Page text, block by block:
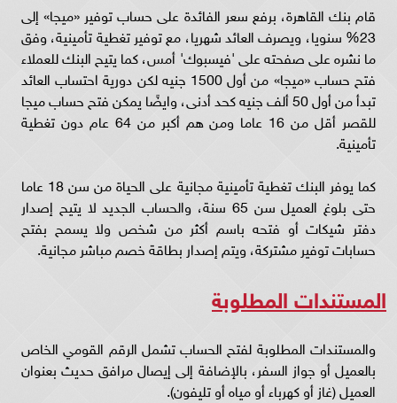
قام بنك القاهرة، برفع سعر الفائدة على حساب توفير «ميجا» إلى
23% سنويا، ويصرف العائد شهريا، مع توفير تغطية تأمينية، وفق
ما نشره على صفحته على 'فيسبوك' أمس، كما يتيح البنك للعملاء
فتح حساب «ميجا» من أول 1500 جنيه لكن دورية احتساب العائد
تبدأ من أول 50 ألف جنيه كحد أدنى، وايضًا يمكن فتح حساب ميجا
للقصر أقل من 16 عاما ومن هم أكبر من 64 عام دون تغطية
تأمينية.
كما يوفر البنك تغطية تأمينية مجانية على الحياة من سن 18 عاما
حتى بلوغ العميل سن 65 سنة، والحساب الجديد لا يتيح إصدار
دفتر شيكات أو فتحه باسم أكثر من شخص ولا يسمح بفتح
حسابات توفير مشتركة، ويتم إصدار بطاقة خصم مباشر مجانية.
المستندات المطلوبة
والمستندات المطلوبة لفتح الحساب تشمل الرقم القومي الخاص
بالعميل أو جواز السفر، بالإضافة إلى إيصال مرافق حديث بعنوان
العميل (غاز أو كهرباء أو مياه أو تليفون).